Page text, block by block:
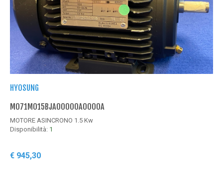
HYOSUNG
M071M015BJA00000A0000A
MOTORE ASINCRONO 1.5 Kw
Disponibilità: 1
€ 945,30